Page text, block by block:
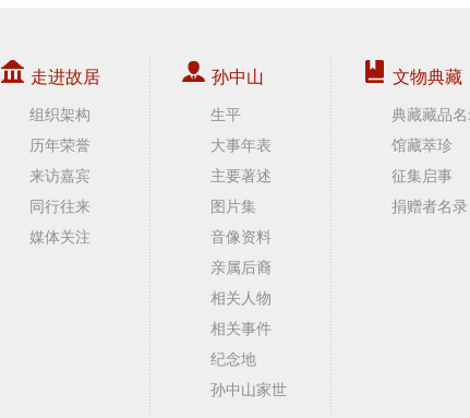
走进故居
组织架构
历年荣誉
来访嘉宾
同行往来
媒体关注
孙中山
生平
大事年表
主要著述
图片集
音像资料
亲属后裔
相关人物
相关事件
纪念地
孙中山家世
文物典藏
典藏藏品名
馆藏萃珍
征集启事
捐赠者名录